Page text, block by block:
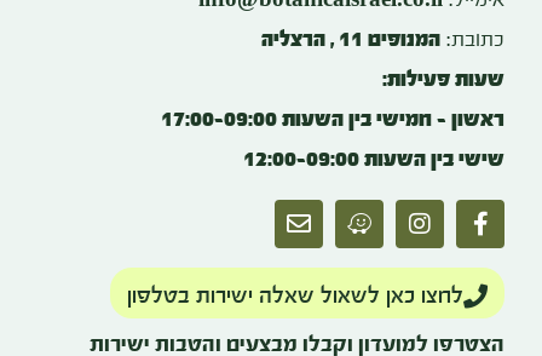
כתובת: המנופים 11 , הרצליה
שעות פעילות:
ראשון – חמישי בין השעות 17:00-09:00
שישי בין השעות 12:00-09:00
לחצו כאן לשאול שאלה ישירות בטלפון
הצטרפו למועדון וקבלו מבצעים והטבות ישירות